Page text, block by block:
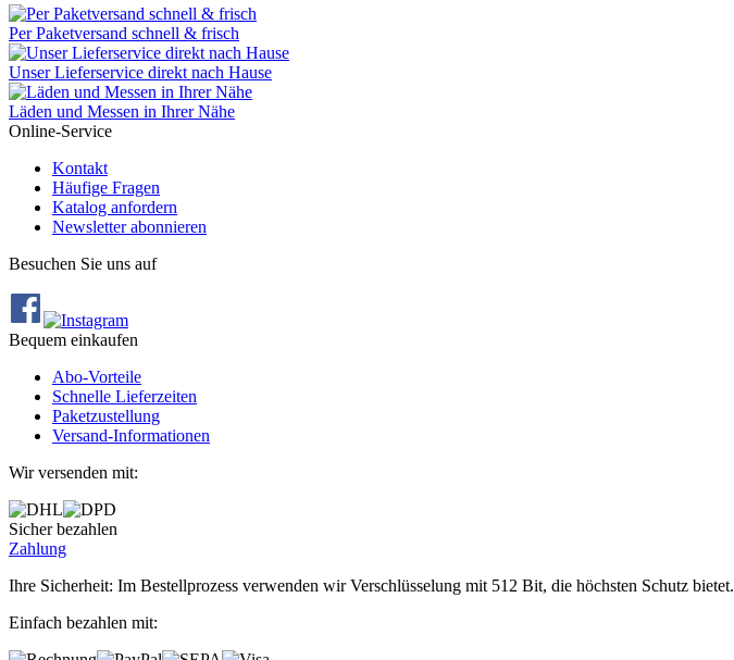
Per Paketversand schnell & frisch
Unser Lieferservice direkt nach Hause
Läden und Messen in Ihrer Nähe
Online-Service
Kontakt
Häufige Fragen
Katalog anfordern
Newsletter abonnieren
Besuchen Sie uns auf
Bequem einkaufen
Abo‐Vorteile
Schnelle Lieferzeiten
Paketzustellung
Versand‐Informationen
Wir versenden mit:
Sicher bezahlen
Zahlung
Ihre Sicherheit: Im Bestellprozess verwenden wir Verschlüsselung mit 512 Bit, die höchsten Schutz bietet.
Einfach bezahlen mit: